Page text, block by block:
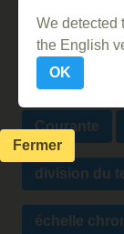
chiffres
Contrepoint
Courante
division du
échelle
We detected
the English
OK
Fermer